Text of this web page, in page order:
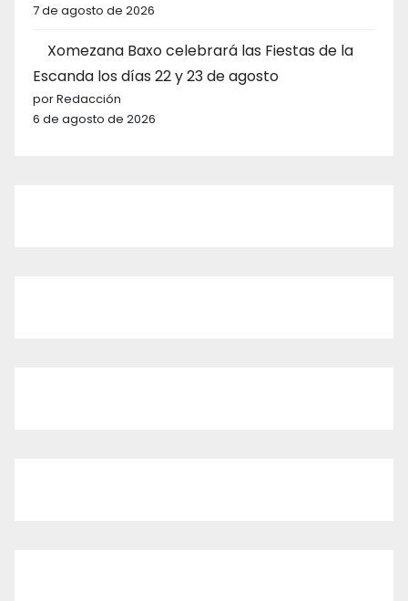
7 de agosto de 2026
Xomezana Baxo celebrará las Fiestas de la
Escanda los días 22 y 23 de agosto
por Redacción
6 de agosto de 2026